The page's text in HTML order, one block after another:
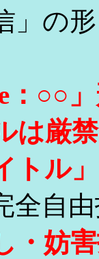
」の
：○○
は厳
トル
全自
・妨